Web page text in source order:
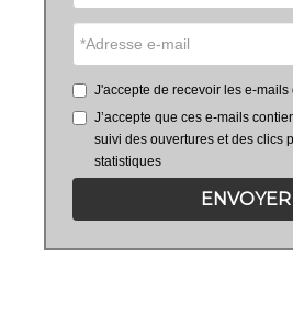
J'accepte de recevoir les e-mails
J’accepte que ces e-mails
suivi des ouvertures et des clics
statistiques
ENVOYER